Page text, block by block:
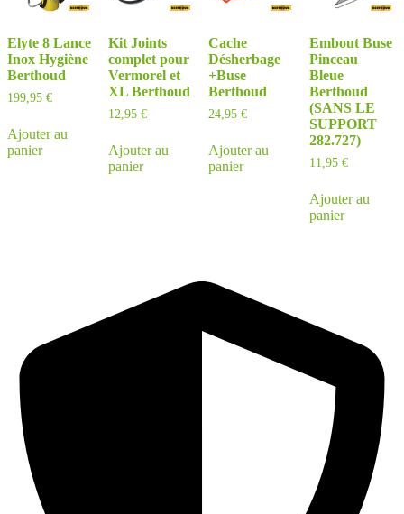
Elyte 8 Lance
Inox Hygiène
Berthoud
199,95 €
Ajouter au
panier
Kit Joints
complet pour
Vermorel et
XL Berthoud
12,95 €
Ajouter au
panier
Cache
Désherbage
+Buse
Berthoud
24,95€
Ajouter au
panier
Embout Buse
Pinceau
Bleue
Berthoud
(SANS LE
SUPPORT
282.727)
11,95 €
Ajouter au
panier